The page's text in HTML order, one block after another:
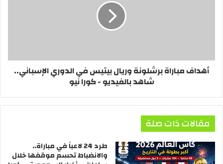
أهداف مباراة برشلونة وريال بيتيس في الدوري الإسباني..
شاهد بالفيديو - كورا نيو
مقالات ذات صلة
طرد 24 لاعباً في مباراة..
والانضباط تحسم موقفها خلال